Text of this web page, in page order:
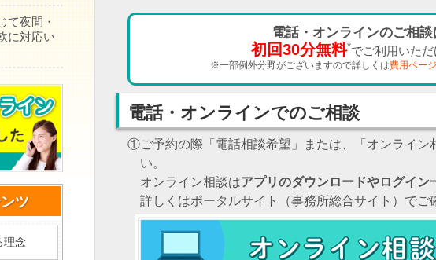
電話・オンラインのご相談
初回30分無料*でご利用いた
※一部例外分野がございますので詳しくは費用ページ
電話・オンラインでのご相談
①ご予約の際「電話相談希望」または、「オンライン
い。
オンライン相談はアプリのダウンロードやログイン
詳しくはポータルサイト（事務所総合サイト）でご
て夜間・
に対応い
ツ
理念